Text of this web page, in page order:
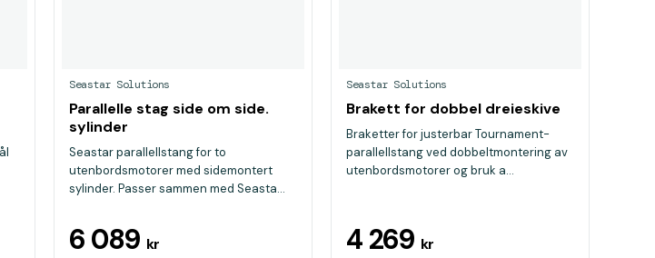
Seastar Solutions
Parallelle stag side om side.
sylinder
Seastar parallellstang for to
utenbordsmotorer med sidemontert
sylinder. Passer sammen med Seasta...
6 089 kr
Seastar Solutions
Brakett for dobbel dreieskive
Braketter for justerbar Tournament-
parallellstang ved dobbeltmontering av
utenbordsmotorer og bruk a...
4 269 kr